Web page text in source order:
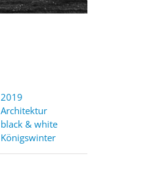
2019
Architektur
black & white
Königswinter